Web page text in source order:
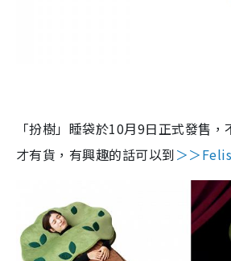
「扮樹」睡袋於10月9日正式發售，
才有貨，有興趣的話可以到＞＞